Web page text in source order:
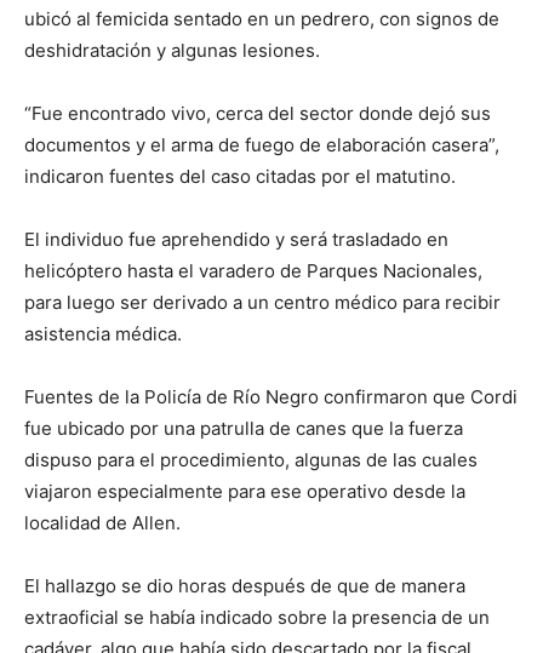
ubicó al femicida sentado en un pedrero, con signos de
deshidratación y algunas lesiones.
“Fue encontrado vivo, cerca del sector donde dejó sus
documentos y el arma de fuego de elaboración casera”,
indicaron fuentes del caso citadas por el matutino.
El individuo fue aprehendido y será trasladado en
helicóptero hasta el varadero de Parques Nacionales,
para luego ser derivado a un centro médico para recibir
asistencia médica.
Fuentes de la Policía de Río Negro confirmaron que Cordi
fue ubicado por una patrulla de canes que la fuerza
dispuso para el procedimiento, algunas de las cuales
viajaron especialmente para ese operativo desde la
localidad de Allen.
El hallazgo se dio horas después de que de manera
extraoficial se había indicado sobre la presencia de un